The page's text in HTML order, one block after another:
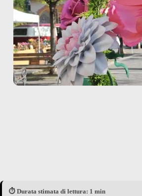
⏱️ Durata stimata di lettura: 1 min